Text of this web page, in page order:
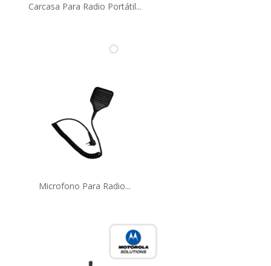
Carcasa Para Radio Portátil...
Microfono Para Radio...